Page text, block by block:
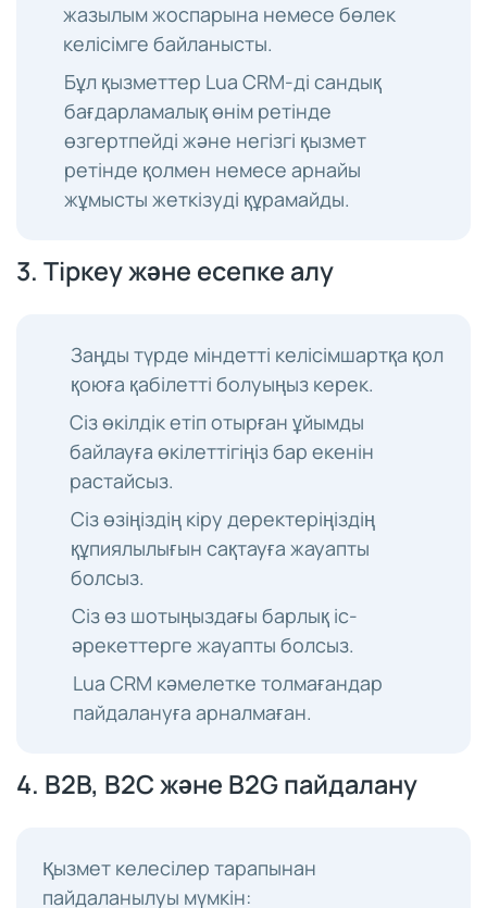
жазылым жоспарына немесе бөлек
келісімге байланысты.
Бұл қызметтер Lua CRM-ді сандық
бағдарламалық өнім ретінде
өзгертпейді және негізгі қызмет
ретінде қолмен немесе арнайы
жұмысты жеткізуді құрамайды.
3. Тіркеу және есепке алу
Заңды түрде міндетті келісімшартқа қол
қоюға қабілетті болуыңыз керек.
Сіз өкілдік етіп отырған ұйымды
байлауға өкілеттігіңіз бар екенін
растайсыз.
Сіз өзіңіздің кіру деректеріңіздің
құпиялылығын сақтауға жауапты
болсыз.
Сіз өз шотыңыздағы барлық іс-
әрекеттерге жауапты болсыз.
Lua CRM кәмелетке толмағандар
пайдалануға арналмаған.
4. B2B, B2C және B2G пайдалану
Қызмет келесілер тарапынан
пайдаланылуы мүмкін: